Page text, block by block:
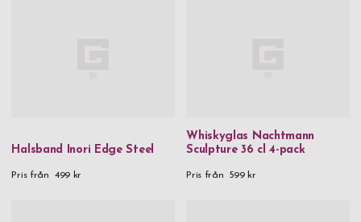
Halsband Inori Edge Steel
Pris från 499 kr
Whiskyglas Nachtmann
Sculpture 36 cl 4-pack
Pris från 599 kr